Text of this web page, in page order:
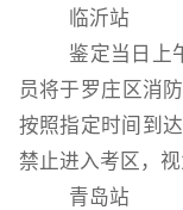
临沂站
鉴定当日上
员将于罗庄区消
按照指定时间到
禁止进入考区，视
青岛站